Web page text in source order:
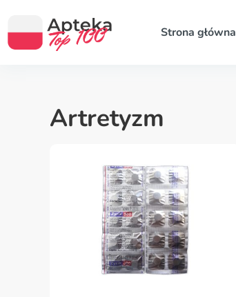
Strona główna
Artretyzm